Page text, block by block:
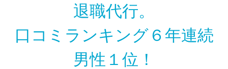
退職代行。
口コミランキング６年連続
男性１位！